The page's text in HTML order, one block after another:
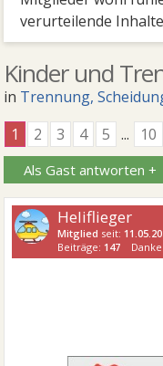
verurteilende
Kinder und
in Trennung,
1
2 3 4 5 ... 10
Als Gast antworten +
Heliflieger
Mitglied seit:
Beiträge: 147 Danke: